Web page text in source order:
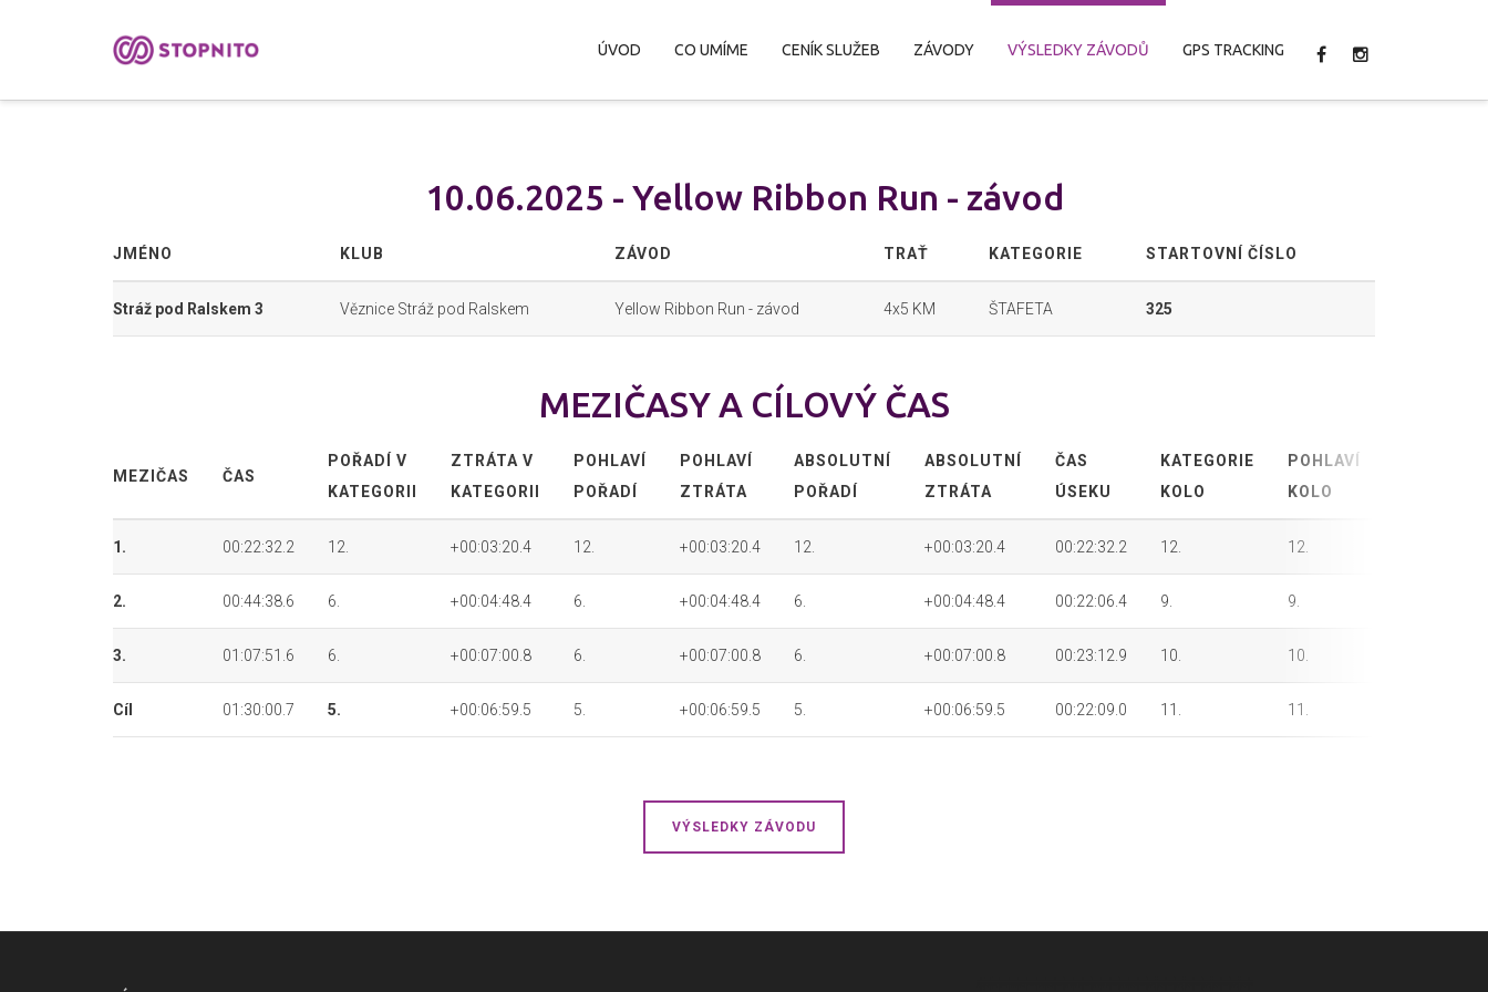
ÚVOD CO UMÍME CENÍK SLUŽEB ZÁVODY VÝSLEDKY ZÁVODŮ GPS TRACKING
10.06.2025 - Yellow Ribbon Run - závod
JMÉNO KLUB ZÁVOD TRAŤ KATEGORIE STARTOVNÍ ČÍSLO
Stráž pod Ralskem 3 Věznice Stráž pod Ralskem Yellow Ribbon Run - závod 4x5 KM ŠTAFETA 325
MEZIČASY A CÍLOVÝ ČAS
MEZIČAS ČAS
POŘADÍ V
KATEGORII
ZTRÁTA V
KATEGORII
POHLAVÍ
POŘADÍ
POHLAVÍ
ZTRÁTA
ABSOLUTNÍ
POŘADÍ
ABSOLUTNÍ
ZTRÁTA
ČAS
ÚSEKU
KATEGORIE
KOLO
POHLAVÍ
KOLO
1. 00:22:32.2 12. +00:03:20.4 12. +00:03:20.4 12. +00:03:20.4 00:22:32.2 12. 12.
2. 00:44:38.6 6. +00:04:48.4 6. +00:04:48.4 6. +00:04:48.4 00:22:06.4 9. 9.
3. 01:07:51.6 6. +00:07:00.8 6. +00:07:00.8 6. +00:07:00.8 00:23:12.9 10. 10.
Cíl 01:30:00.7 5. +00:06:59.5 5. +00:06:59.5 5. +00:06:59.5 00:22:09.0 11. 11.
VÝSLEDKY ZÁVODU